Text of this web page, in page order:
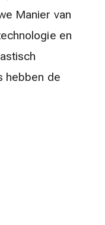
Manier van
en
hebben de